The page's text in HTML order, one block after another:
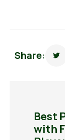
Share:
Best
with